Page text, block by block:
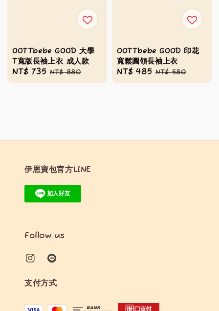
OOTTbebe GOOD 大學
T寬版長袖上衣 成人款
Sale
price
NT$ 735 Regular
price
NT$ 880
OOTTbebe GOOD 印花
寬鬆圓領長袖上衣
Sale
price
NT$ 485 Regular
price
NT$ 580
伊恩寶包官方LINE
Follow us
支付方式